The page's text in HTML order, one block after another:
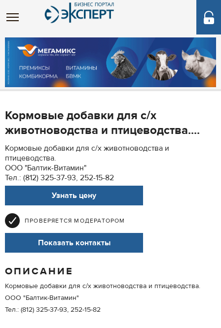
Кормовые добавки для с/х
животноводства и птицеводства....
Кормовые добавки для с/х животноводства и
птицеводства.
ООО "Балтик-Витамин"
Тел.: (812) 325-37-93, 252-15-82
Узнать цену
ПРОВЕРЯЕТСЯ МОДЕРАТОРОМ
Показать контакты
ОПИСАНИЕ
Кормовые добавки для с/х животноводства и птицеводства.
ООО "Балтик-Витамин"
Тел.: (812) 325-37-93, 252-15-82